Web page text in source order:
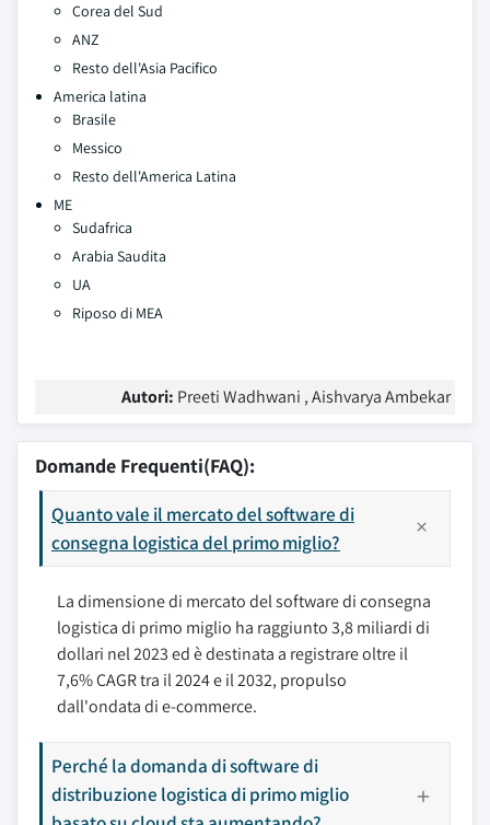
Corea del Sud
ANZ
Resto dell'Asia Pacifico
America latina
Brasile
Messico
Resto dell'America Latina
ME
Sudafrica
Arabia Saudita
UA
Riposo di MEA
Autori: Preeti Wadhwani , Aishvarya Ambekar
Domande Frequenti(FAQ):
Quanto vale il mercato del software di
consegna logistica del primo miglio?
La dimensione di mercato del software di consegna
logistica di primo miglio ha raggiunto 3,8 miliardi di
dollari nel 2023 ed è destinata a registrare oltre il
7,6% CAGR tra il 2024 e il 2032, propulso
dall'ondata di e-commerce.
Perché la domanda di software di
distribuzione logistica di primo miglio